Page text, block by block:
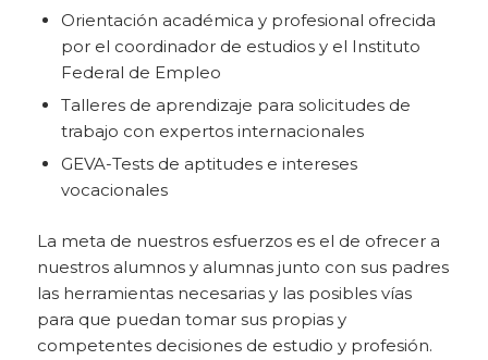
Orientación académica y profesional ofrecida
por el coordinador de estudios y el Instituto
Federal de Empleo
Talleres de aprendizaje para solicitudes de
trabajo con expertos internacionales
GEVA-Tests de aptitudes e intereses
vocacionales
La meta de nuestros esfuerzos es el de ofrecer a
nuestros alumnos y alumnas junto con sus padres
las herramientas necesarias y las posibles vías
para que puedan tomar sus propias y
competentes decisiones de estudio y profesión.